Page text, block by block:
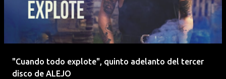
"Cuando todo explote", quinto adelanto del tercer
disco de ALEJO